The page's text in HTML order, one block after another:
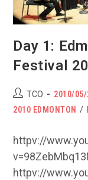
Day 1:
Festival
Post
author:
TCO
POST
2010/
Post
2010 EDMONTON /
httpv://
httpv://